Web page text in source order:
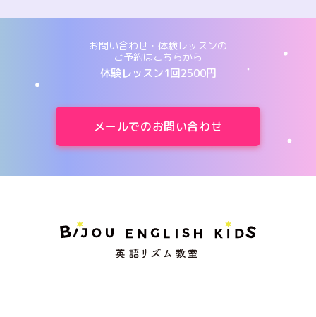
お問い合わせ・体験レッスンの
ご予約はこちらから
体験レッスン1回2500円
メールでのお問い合わせ